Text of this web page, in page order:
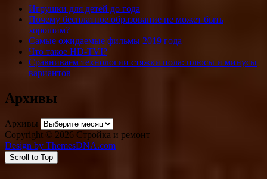
Игрушки для детей до года
Почему бесплатное образование не может быть
хорошим?
Самые ожидаемые фильмы 2019 года
Что такое HD-TVI?
Сравниваем технологии стяжки пола: плюсы и минусы
вариантов
Архивы
Архивы
Copyright © 2026 Стройка и ремонт
Design by ThemesDNA.com
Scroll to Top